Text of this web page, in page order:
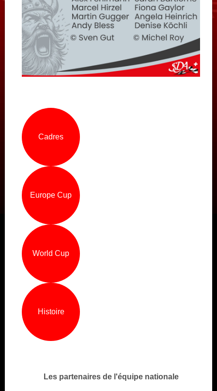
ÉQUIPE NATIONALE
CALENDRIER
NOUVELLES
Cadres
Europe Cup
World Cup
Histoire
Les partenaires de l'équipe nationale